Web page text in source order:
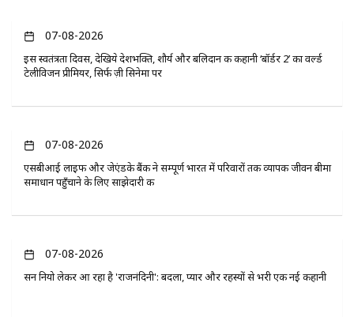
07-08-2026
इस स्वतंत्रता दिवस, देखिये देशभक्ति, शौर्य और बलिदान की कहानी ‘बॉर्डर 2’ का वर्ल्ड
टेलीविजन प्रीमियर, सिर्फ ज़ी सिनेमा पर
07-08-2026
एसबीआई लाइफ और जेएंडके बैंक ने सम्पूर्ण भारत में परिवारों तक व्यापक जीवन बीमा
समाधान पहुँचाने के लिए साझेदारी की
07-08-2026
सन नियो लेकर आ रहा है 'राजनंदिनी': बदला, प्यार और रहस्यों से भरी एक नई कहानी